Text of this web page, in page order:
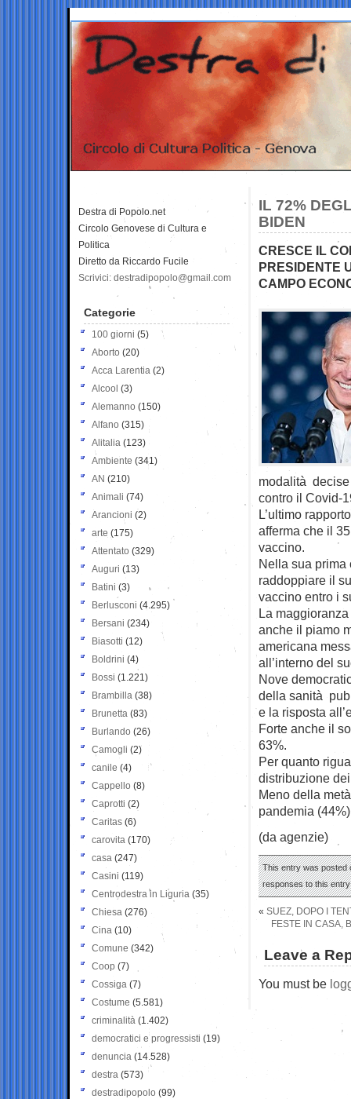
IL 72%
BIDEN
CRESCE IL
PRESIDENTE
CAMPO
modalità decise
contro il Covid-
L’ultimo
afferma che il
vaccino.
Nella sua prima
raddoppiare il
vaccino entro i
La
anche il piamo
americana
all’interno del
Nove
della sanità
e la risposta
Forte anche il
63%.
Per quanto
distribuzione
Meno della
pandemia
(da agenzie)
This entry was posted
responses to this
« SUEZ, DOPO I
FESTE IN CASA,
Leave a
You must be
Destra di Popolo.net
Circolo Genovese di Cultura e
Politica
Diretto da Riccardo Fucile
Scrivici: destradipopolo@gmail.com
Categorie
100 giorni (5)
Aborto (20)
Acca Larentia (2)
Alcool (3)
Alemanno (150)
Alfano (315)
Alitalia (123)
Ambiente (341)
AN (210)
Animali (74)
Arancioni (2)
arte (175)
Attentato (329)
Auguri (13)
Batini (3)
Berlusconi (4.295)
Bersani (234)
Biasotti (12)
Boldrini (4)
Bossi (1.221)
Brambilla (38)
Brunetta (83)
Burlando (26)
Camogli (2)
canile (4)
Cappello (8)
Caprotti (2)
Caritas (6)
carovita (170)
casa (247)
Casini (119)
Centrodestra in Liguria (35)
Chiesa (276)
Cina (10)
Comune (342)
Coop (7)
Cossiga (7)
Costume (5.581)
criminalità (1.402)
democratici e progressisti (19)
denuncia (14.528)
destra (573)
destradipopolo (99)